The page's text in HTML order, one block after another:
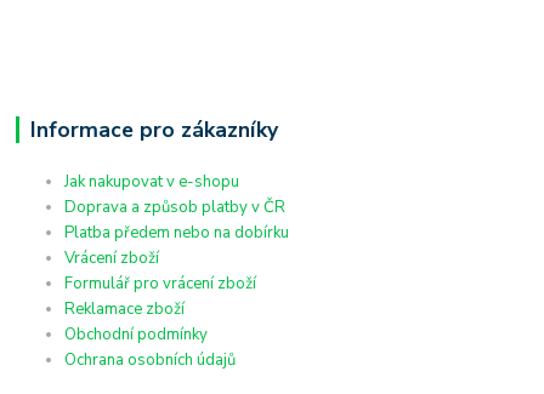
Informace pro zákazníky
Jak nakupovat v e-shopu
Doprava a způsob platby v ČR
Platba předem nebo na dobírku
Vrácení zboží
Formulář pro vrácení zboží
Reklamace zboží
Obchodní podmínky
Ochrana osobních údajů